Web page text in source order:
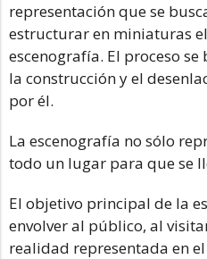
representación que se
estructurar en miniaturas
escenografía. El proceso
la construcción y el
por él.
La escenografía no sólo
todo un lugar para que se
El objetivo principal de la
envolver al público, al
realidad representada en